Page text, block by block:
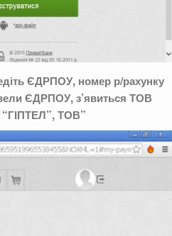
ЄДРПОУ, номер р/рахунку
ЄДРПОУ, з’явиться ТОВ
“ГІПТЕЛ”, ТОВ”